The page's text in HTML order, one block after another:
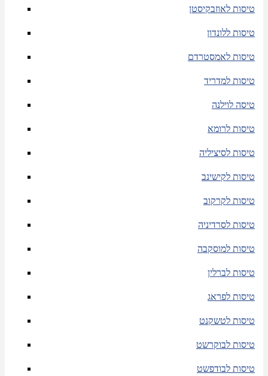
טיסות לאוזבקיסטן
טיסות ללונדון
טיסות לאמסטרדם
טיסות למדריד
טיסה לוילנה
טיסות לרומא
טיסות לסיציליה
טיסות לקישינב
טיסות לקרקוב
טיסות לסרדיניה
טיסות למוסקבה
טיסות לברלין
טיסות לפראג
טיסות לטשקנט
טיסות לבוקרשט
טיסות לבודפשט